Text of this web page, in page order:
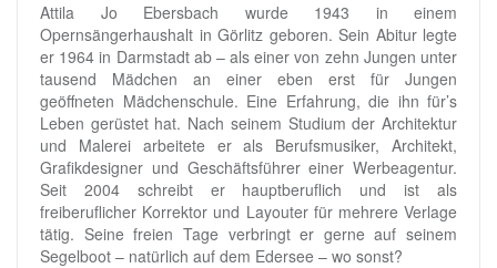
Attila Jo Ebersbach wurde 1943 in einem
Opernsängerhaushalt in Görlitz geboren. Sein Abitur legte
er 1964 in Darmstadt ab – als einer von zehn Jungen unter
tausend Mädchen an einer eben erst für Jungen
geöffneten Mädchenschule. Eine Erfahrung, die ihn für’s
Leben gerüstet hat. Nach seinem Studium der Architektur
und Malerei arbeitete er als Berufsmusiker, Architekt,
Grafikdesigner und Geschäftsführer einer Werbeagentur.
Seit 2004 schreibt er hauptberuflich und ist als
freiberuflicher Korrektor und Layouter für mehrere Verlage
tätig. Seine freien Tage verbringt er gerne auf seinem
Segelboot – natürlich auf dem Edersee – wo sonst?